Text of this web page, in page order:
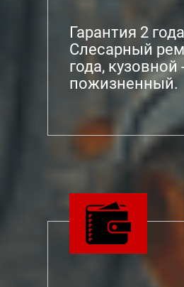
Гарантия 2 года
Слесарный
года, кузовной
пожизненный.